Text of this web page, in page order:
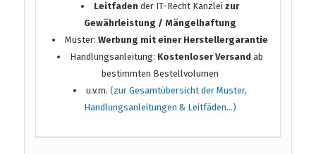
Leitfaden der IT-Recht Kanzleizur
Gewährleistung / Mängelhaftung
Muster:Werbung mit einer Herstellergarantie
Handlungsanleitung: Kostenloser Versand ab
bestimmten Bestellvolumen
u.v.m.(zur Gesamtübersicht der Muster,
Handlungsanleitungen & Leitfäden…)